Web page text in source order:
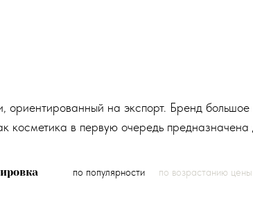
ориентированный на экспорт. Бренд
косметика в первую очередь
по популярности по возрастанию цены